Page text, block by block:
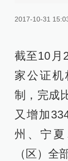
2017-10-31
截至10月
家公证
制，完成
又增加
州、宁
（区）全